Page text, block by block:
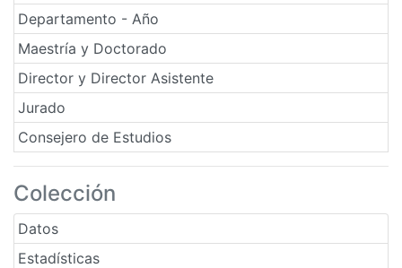
Departamento - Año
Maestría y Doctorado
Director y Director Asistente
Jurado
Consejero de Estudios
Colección
Datos
Estadísticas